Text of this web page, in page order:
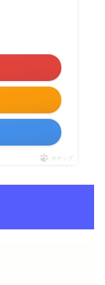
ポチップ